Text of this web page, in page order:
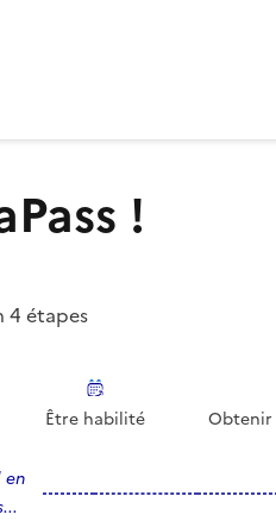
!
4 étapes
Être habilité Obtenir
en